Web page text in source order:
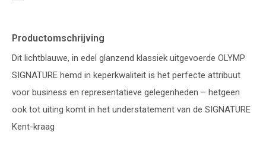
Productomschrijving
Dit lichtblauwe, in edel glanzend klassiek uitgevoerde OLYMP
SIGNATURE hemd in keperkwaliteit is het perfecte attribuut
voor business en representatieve gelegenheden – hetgeen
ook tot uiting komt in het understatement van de SIGNATURE
Kent-kraag